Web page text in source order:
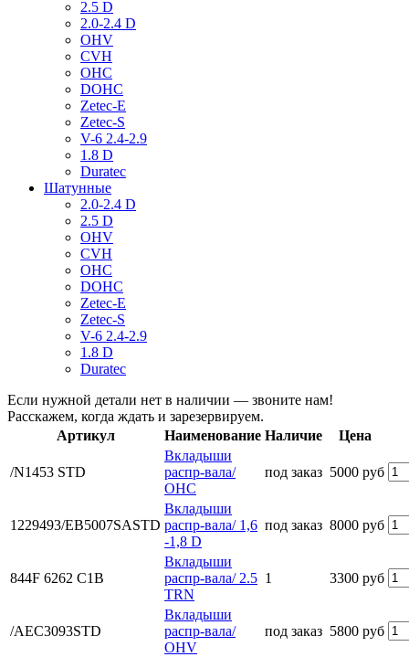
2.5 D
2.0-2.4 D
OHV
CVH
OHC
DOHC
Zetec-E
Zetec-S
V-6 2.4-2.9
1.8 D
Duratec
Шатунные
2.0-2.4 D
2.5 D
OHV
CVH
OHC
DOHC
Zetec-E
Zetec-S
V-6 2.4-2.9
1.8 D
Duratec
Если нужной детали нет в наличии — звоните нам!
Расскажем, когда ждать и зарезервируем.
Артикул
Наименование Наличие Цена
/N1453 STD
Вкладыши
распр-вала/
OHC
под заказ 5000 руб
1229493/EB5007SASTD
Вкладыши
распр-вала/ 1,6
-1,8 D
под заказ 8000 руб
844F 6262 C1B
Вкладыши
распр-вала/ 2.5
TRN
1 3300 руб
/AEC3093STD
Вкладыши
распр-вала/
OHV
под заказ 5800 руб